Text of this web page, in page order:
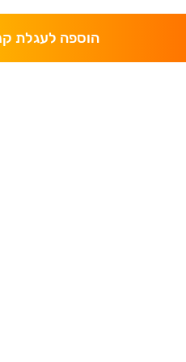
הוספה לעגלת